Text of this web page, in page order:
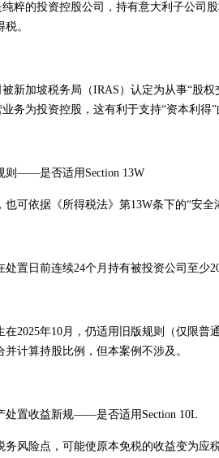
粹的投资控股公司，持有意大利子公司
。
新加坡税务局（IRAS）认定为从事“股
务为投资控股，这有利于支持“资本利得”
则——是否适用Section 13W
可依据《所得税法》第13W条下的“安全
处置日前连续24个月持有被投资公司至
2025年10月，仍适用旧版规则（仅限
计算持股比例，但本案例不涉及。
处置收益新规——是否适用Section 10L
风险点，可能使原本免税的收益变为应税